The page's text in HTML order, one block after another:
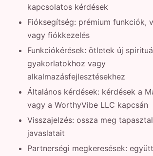
kapcsolatos kérdések
Fióksegítség: prémium funkciók,
vagy fiókkezelés
Funkciókérések: ötletek új
gyakorlatokhoz vagy
alkalmazásfejlesztésekhez
Általános kérdések: kérdések a
vagy a WorthyVibe LLC kapcsán
Visszajelzés: ossza meg
javaslatait
Partnerségi megkeresések: